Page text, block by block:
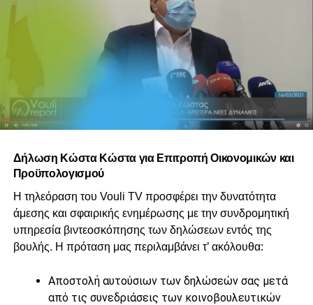
Δήλωση Κώστα Κώστα για Επιτροπή Οικονομικών και
Προϋπολογισμού
Η τηλεόραση του Vouli TV προσφέρει την δυνατότητα
άμεσης και σφαιρικής ενημέρωσης με την συνδρομητική
υπηρεσία βιντεοσκόπησης των δηλώσεων εντός της
βουλής. Η πρόταση μας περιλαμβάνει τ’ ακόλουθα:
Αποστολή αυτούσιων των δηλώσεών σας μετά
από τις συνεδριάσεις των κοινοβουλευτικών